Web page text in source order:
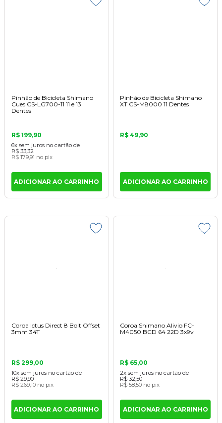
Pinhão de Bicicleta Shimano
Cues CS-LG700-11 11 e 13
Dentes
R$ 199,90
6x sem juros no cartãode
R$ 33,32
R$ 179,91 no pix
ADICIONAR AO CARRINHO
Pinhão de Bicicleta Shimano
XT CS-M8000 11 Dentes
R$ 49,90
ADICIONAR AO CARRINHO
Coroa Ictus Direct 8 Bolt Offset
3mm 34T
R$ 299,00
10x sem juros no cartãode
R$ 29,90
R$ 269,10 no pix
ADICIONAR AO CARRINHO
Coroa Shimano Alivio FC-
M4050 BCD 64 22D 3x9v
R$ 65,00
2x sem juros no cartão de
R$ 32,50
R$ 58,50 no pix
ADICIONAR AO CARRINHO